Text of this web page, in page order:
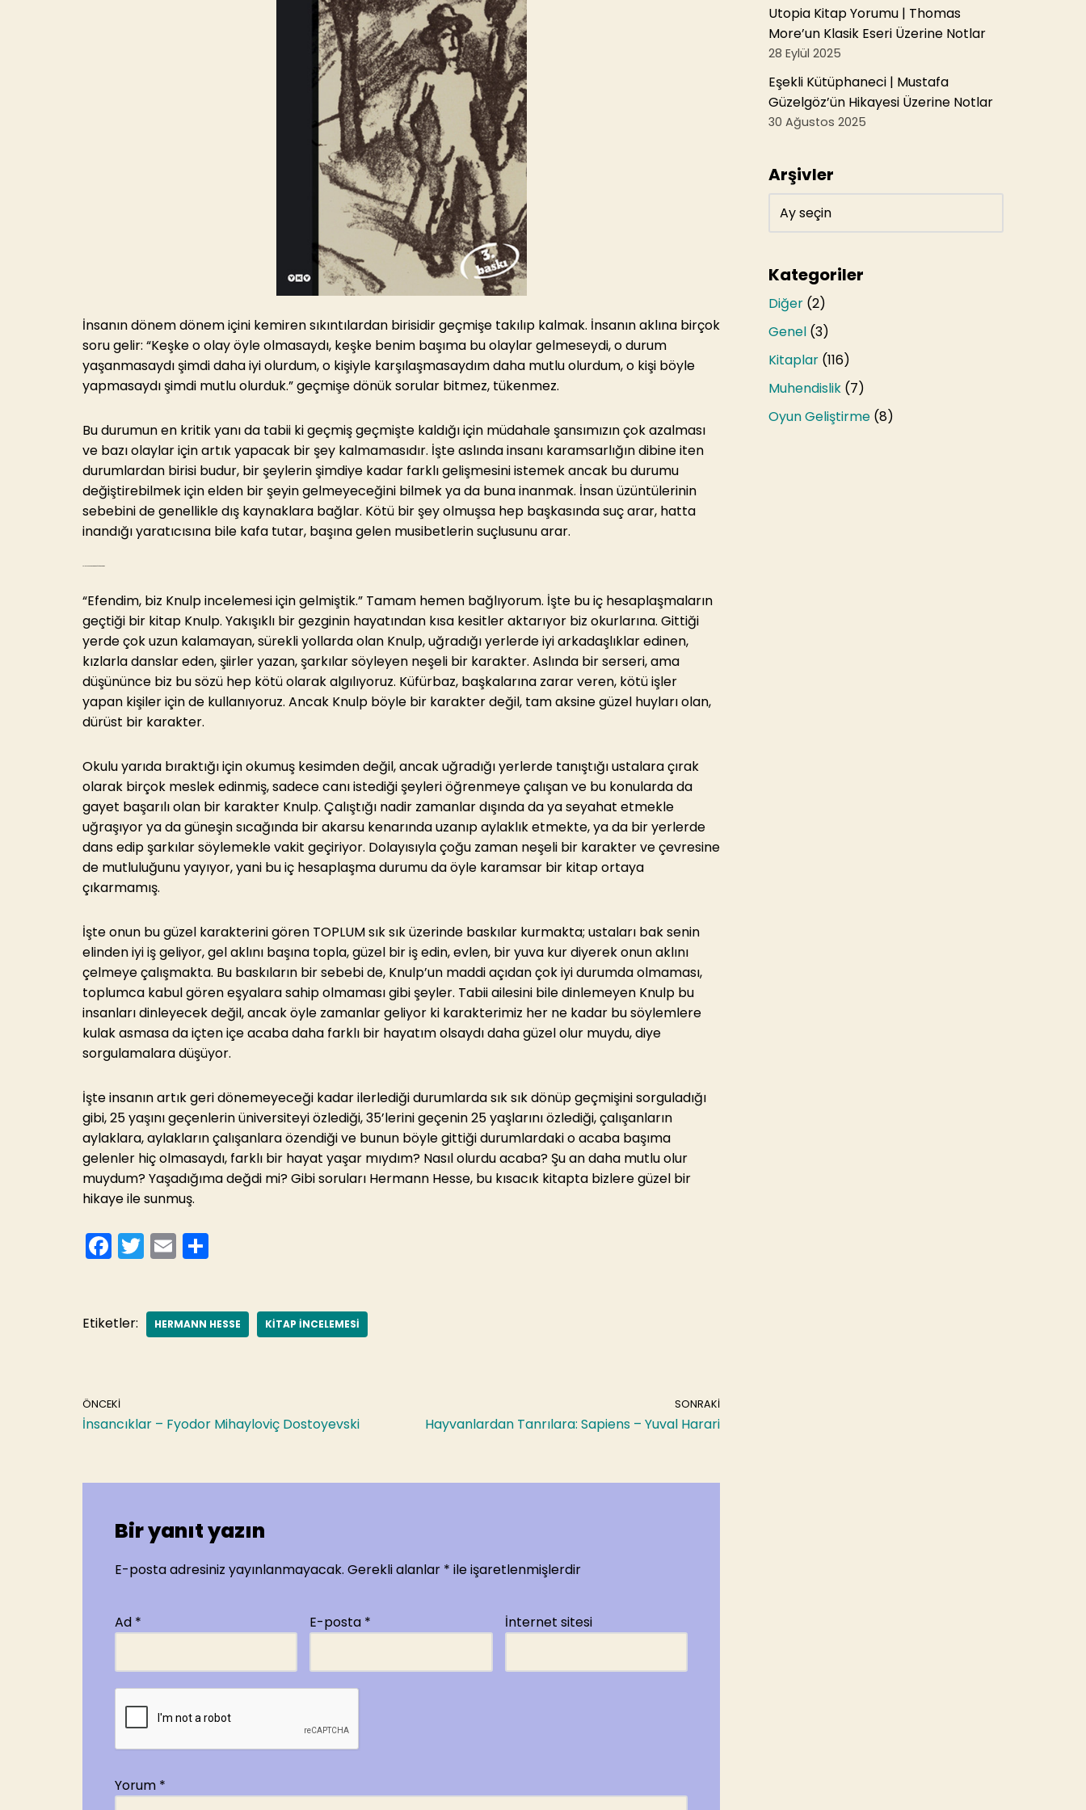
İnsanın dönem dönem içini kemiren sıkıntılardan birisidir geçmişe takılıp kalmak. İnsanın aklına birçok
soru gelir: “Keşke o olay öyle olmasaydı, keşke benim başıma bu olaylar gelmeseydi, o durum
yaşanmasaydı şimdi daha iyi olurdum, o kişiyle karşılaşmasaydım daha mutlu olurdum, o kişi böyle
yapmasaydı şimdi mutlu olurduk.” geçmişe dönük sorular bitmez, tükenmez.
Bu durumun en kritik yanı da tabii ki geçmiş geçmişte kaldığı için müdahale şansımızın çok azalması
ve bazı olaylar için artık yapacak bir şey kalmamasıdır. İşte aslında insanı karamsarlığın dibine iten
durumlardan birisi budur, bir şeylerin şimdiye kadar farklı gelişmesini istemek ancak bu durumu
değiştirebilmek için elden bir şeyin gelmeyeceğini bilmek ya da buna inanmak. İnsan üzüntülerinin
sebebini de genellikle dış kaynaklara bağlar. Kötü bir şey olmuşsa hep başkasında suç arar, hatta
inandığı yaratıcısına bile kafa tutar, başına gelen musibetlerin suçlusunu arar.
“Efendim, biz Knulp incelemesi için gelmiştik.” Tamam hemen bağlıyorum. İşte bu iç hesaplaşmaların
geçtiği bir kitap Knulp. Yakışıklı bir gezginin hayatından kısa kesitler aktarıyor biz okurlarına. Gittiği
yerde çok uzun kalamayan, sürekli yollarda olan Knulp, uğradığı yerlerde iyi arkadaşlıklar edinen,
kızlarla danslar eden, şiirler yazan, şarkılar söyleyen neşeli bir karakter. Aslında bir serseri, ama
düşününce biz bu sözü hep kötü olarak algılıyoruz. Küfürbaz, başkalarına zarar veren, kötü işler
yapan kişiler için de kullanıyoruz. Ancak Knulp böyle bir karakter değil, tam aksine güzel huyları olan,
dürüst bir karakter.
Okulu yarıda bıraktığı için okumuş kesimden değil, ancak uğradığı yerlerde tanıştığı ustalara çırak
olarak birçok meslek edinmiş, sadece canı istediği şeyleri öğrenmeye çalışan ve bu konularda da
gayet başarılı olan bir karakter Knulp. Çalıştığı nadir zamanlar dışında da ya seyahat etmekle
uğraşıyor ya da güneşin sıcağında bir akarsu kenarında uzanıp aylaklık etmekte, ya da bir yerlerde
dans edip şarkılar söylemekle vakit geçiriyor. Dolayısıyla çoğu zaman neşeli bir karakter ve çevresine
de mutluluğunu yayıyor, yani bu iç hesaplaşma durumu da öyle karamsar bir kitap ortaya
çıkarmamış.
İşte onun bu güzel karakterini gören TOPLUM sık sık üzerinde baskılar kurmakta; ustaları bak senin
elinden iyi iş geliyor, gel aklını başına topla, güzel bir iş edin, evlen, bir yuva kur diyerek onun aklını
çelmeye çalışmakta. Bu baskıların bir sebebi de, Knulp’un maddi açıdan çok iyi durumda olmaması,
toplumca kabul gören eşyalara sahip olmaması gibi şeyler. Tabii ailesini bile dinlemeyen Knulp bu
insanları dinleyecek değil, ancak öyle zamanlar geliyor ki karakterimiz her ne kadar bu söylemlere
kulak asmasa da içten içe acaba daha farklı bir hayatım olsaydı daha güzel olur muydu, diye
sorgulamalara düşüyor.
İşte insanın artık geri dönemeyeceği kadar ilerlediği durumlarda sık sık dönüp geçmişini sorguladığı
gibi, 25 yaşını geçenlerin üniversiteyi özlediği, 35’lerini geçenin 25 yaşlarını özlediği, çalışanların
aylaklara, aylakların çalışanlara özendiği ve bunun böyle gittiği durumlardaki o acaba başıma
gelenler hiç olmasaydı, farklı bir hayat yaşar mıydım? Nasıl olurdu acaba? Şu an daha mutlu olur
muydum? Yaşadığıma değdi mi? Gibi soruları Hermann Hesse, bu kısacık kitapta bizlere güzel bir
hikaye ile sunmuş.
F
a
e
o
k
T
w
er
E
m
l e
Etiketler: HERMANN HESSE KITAP INCELEMESI
ÖNCEKI
İnsancıklar – Fyodor Mihayloviç Dostoyevski
SONRAKI
Hayvanlardan Tanrılara: Sapiens – Yuval Harari
Bir yanıt yazın
E-posta adresiniz yayınlanmayacak. Gerekli alanlar * ile işaretlenmişlerdir
Ad * E-posta * İnternet sitesi
Yorum *
Utopia Kitap Yorumu | Thomas
More’un Klasik Eseri Üzerine Notlar
28 Eylül 2025
Eşekli Kütüphaneci | Mustafa
Güzelgöz’ün Hikayesi Üzerine Notlar
30 Ağustos 2025
Arşivler
Kategoriler
Diğer (2)
Genel (3)
Kitaplar (116)
Muhendislik (7)
Oyun Geliştirme (8)